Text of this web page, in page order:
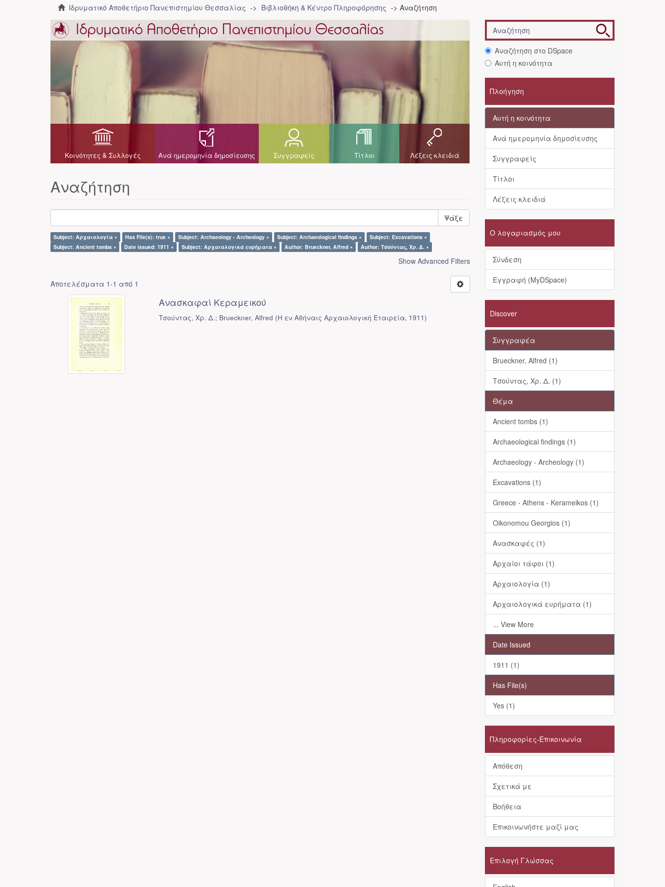
Ιδρυματικό Αποθετήριο Πανεπιστημίου Θεσσαλίας Βιβλιοθήκη & Κέντρο Πληροφόρησης Αναζήτηση
Κοινότητες & Συλλογές Ανά ημερομηνία δημοσίευσης Συγγραφείς Τίτλοι Λέξεις κλειδιά
Αναζήτηση
Ψάξε
Subject: Αρχαιολογία × Has File(s): true × Subject: Archaeology - Archeology × Subject: Archaeological findings ×
Subject: Excavations ×
Subject: Ancient tombs ×
Date issued: 1911 × Subject: Αρχαιολογικά ευρήματα × Author: Brueckner, Alfred × Author: Τσούντας, Χρ. Δ. ×
Show Advanced Filters
Αποτελέσματα 1-1 από 1
Ανασκαφαί Κεραμεικού
Τσούντας, Χρ. Δ.; Brueckner, Alfred (Η εν Αθήναις Αρχαιολογική Εταιρεία, 1911)
Αναζήτηση στο DSpace
Αυτή η κοινότητα
Πλοήγηση
Αυτή η κοινότητα
Ανά ημερομηνία δημοσίευσης
Συγγραφείς
Τίτλοι
Λέξεις κλειδιά
Ο λογαριασμός μου
Σύνδεση
Εγγραφή (MyDSpace)
Discover
Συγγραφέα
Brueckner, Alfred (1)
Τσούντας, Χρ. Δ. (1)
Θέμα
Ancient tombs (1)
Archaeological findings (1)
Archaeology - Archeology (1)
Excavations (1)
Greece - Athens - Kerameikos (1)
Oikonomou Georgios (1)
Ανασκαφές (1)
Αρχαίοι τάφοι (1)
Αρχαιολογία (1)
Αρχαιολογικά ευρήματα (1)
... View More
Date Issued
1911 (1)
Has File(s)
Yes (1)
Πληροφορίες-Επικοινωνία
Απόθεση
Σχετικά με
Βοήθεια
Επικοινωνήστε μαζί μας
Επιλογή Γλώσσας